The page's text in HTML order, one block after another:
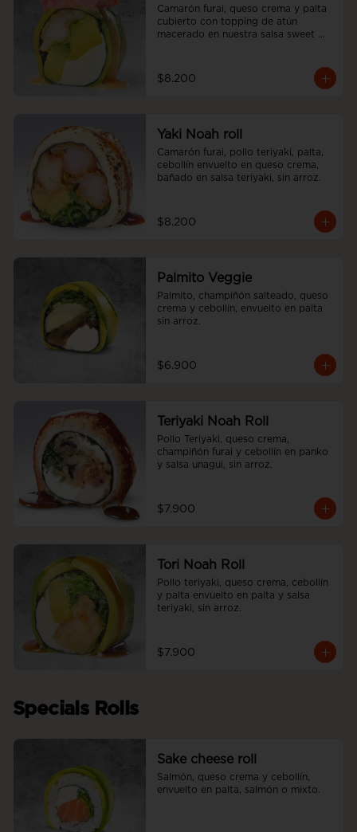
Camarón furai, queso crema y palta
cubierto con topping de atún
macerado en nuestra salsa sweet
$8.200
Yaki Noah roll
Camarón furai, pollo teriyaki, palta,
cebollín envuelto en queso crema,
bañado en salsa teriyaki, sin arroz.
$8.200
Palmito Veggie
Palmito, champiñón salteado, queso
crema y cebollín, envuelto en palta
sin arroz.
$6.900
Teriyaki Noah Roll
Pollo Teriyaki, queso crema,
champiñón furai y cebollín en panko
y salsa unagui, sin arroz.
$7.900
Tori Noah Roll
Pollo teriyaki, queso crema, cebollín
y palta envuelto en palta y salsa
teriyaki, sin arroz.
$7.900
Specials Rolls
Sake cheese roll
Salmón, queso crema y cebollín,
envuelto en palta, salmón o mixto.